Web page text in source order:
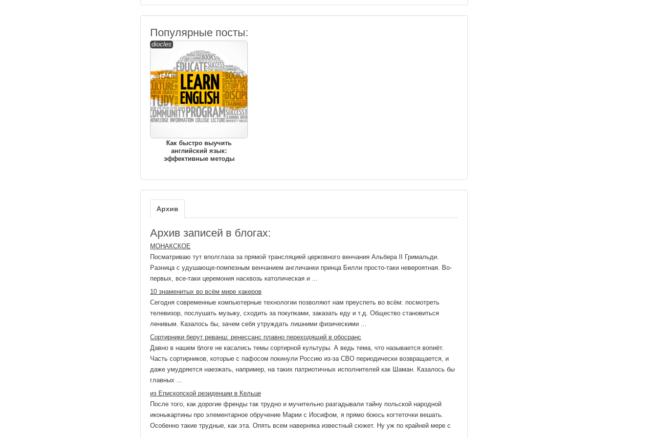
Популярные посты:
diocles
Как быстро выучить
английский язык:
эффективные методы
Архив
Архив записей в блогах:
МОНАКСКОЕ
Посматриваю тут вполглаза за прямой трансляцией церковного венчания Альбера II Гримальди.
Разница с удушающе-помпезным венчанием англичанки принца Билли просто-таки невероятная. Во-
первых, все-таки церемония насквозь католическая и ...
10 знаменитых во всём мире хакеров
Сегодня современные компьютерные технологии позволяют нам преуспеть во всём: посмотреть
телевизор, послушать музыку, сходить за покупками, заказать еду и т.д. Общество становиться
ленивым. Казалось бы, зачем себя утруждать лишними физическими ...
Сортирники берут реванш: ренессанс плавно переходящий в обосранс
Давно в нашем блоге не касались темы сортирной культуры. А ведь тема, что называется вопиёт.
Часть сортирников, которые с пафосом покинули Россию из-за СВО периодически возвращается, и
даже умудряется наезжать, например, на таких патриотичных исполнителей как Шаман. Казалось бы
главных ...
из Епископской резиденции в Кельце
После того, как дорогие френды так трудно и мучительно разгадывали тайну польской народной
иконыкартины про элементарное обручение Марии с Иосифом, я прямо боюсь когтеточки вешать.
Особенно такие трудные, как эта. Опять всем наверняка известный сюжет. Ну уж по крайней мере с